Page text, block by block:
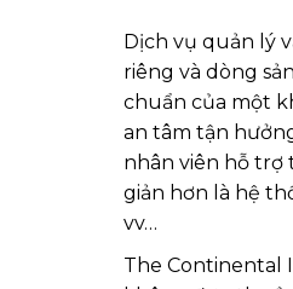
Dịch vụ quản lý
riêng và dòng
chuẩn của một
an tâm tận
nhân viên hỗ trợ
giản hơn là hệ
vv…
The Continental